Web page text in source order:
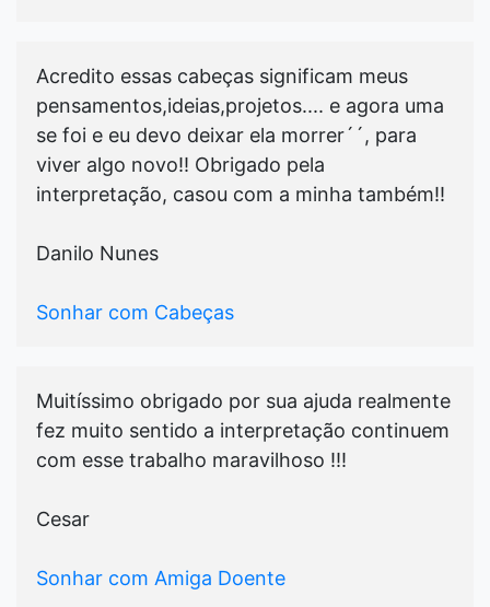
Acredito essas cabeças significam meus
pensamentos,ideias,projetos.... e agora uma
se foi e eu devo deixar ela morrer´´, para
viver algo novo!! Obrigado pela
interpretação, casou com a minha também!!
Danilo Nunes
Sonhar com Cabeças
Muitíssimo obrigado por sua ajuda realmente
fez muito sentido a interpretação continuem
com esse trabalho maravilhoso !!!
Cesar
Sonhar com Amiga Doente